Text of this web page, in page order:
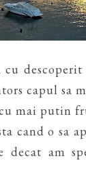
capul sa
mai putin
cand o sa
am